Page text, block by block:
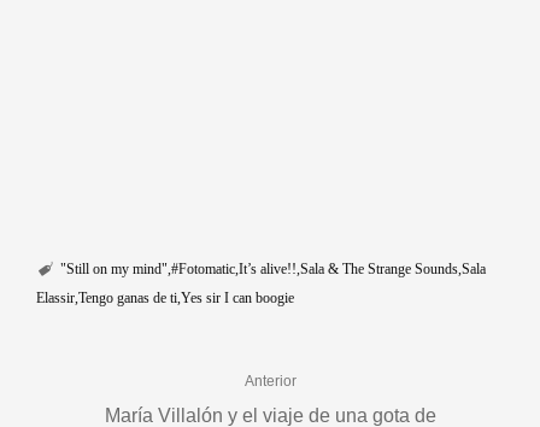
"Still on my mind" #Fotomatic It’s alive!! Sala & The Strange Sounds Sala
Elassir Tengo ganas de ti Yes sir I can boogie
Anterior
María Villalón y el viaje de una gota de